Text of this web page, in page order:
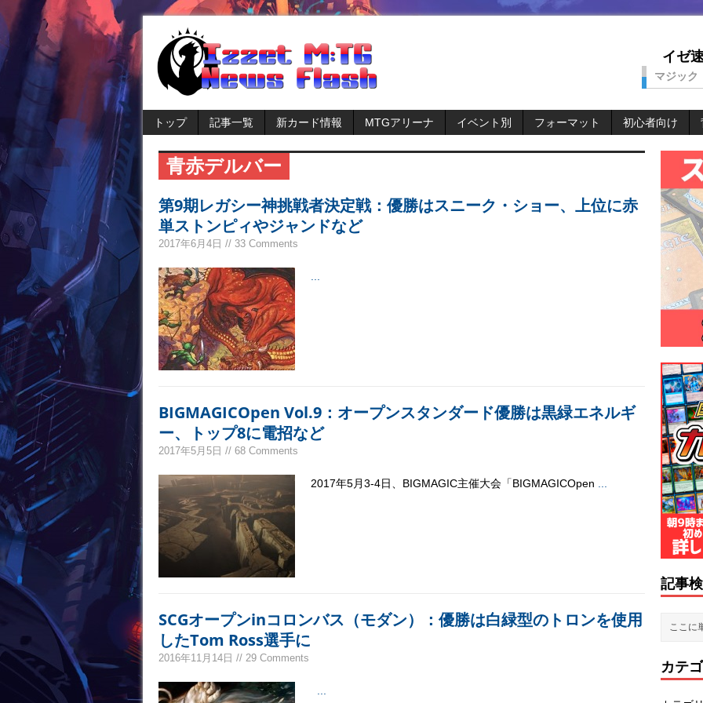
イゼ
マジック
トップ 記事一覧 新カード情報 MTGアリーナ イベント別 フォーマット 初心者向け
青赤デルバー
第9期レガシー神挑戦者決定戦：優勝はスニーク・ショー、上位に赤
単ストンピィやジャンドなど
2017年6月4日 // 33 Comments
BIGMAGICOpen Vol.9：オープンスタンダード優勝は黒緑エネルギ
ー、トップ8に電招など
2017年5月5日 // 68 Comments
2017年5月3-4日、BIGMAGIC主催大会「BIGMAGICOpen
SCGオープンinコロンバス（モダン）：優勝は白緑型のトロンを使用
したTom Ross選手に
2016年11月14日 // 29 Comments
記事
カテ